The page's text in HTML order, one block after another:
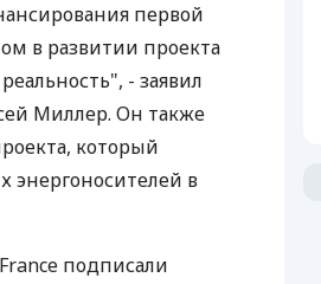
первой
в развитии проекта
- заявил
Миллер. Он также
который
энергоносителей в
подписали